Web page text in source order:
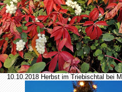
10.10.2018 Herbst im Triebischtal bei